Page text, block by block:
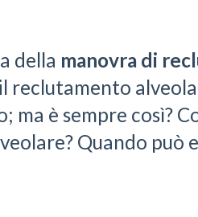
della manovra di
reclutamento
ma è sempre così?
Quando può